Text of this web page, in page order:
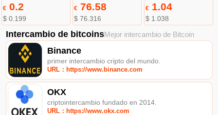
€0.2
$ 0.199
€ 76.58
$ 76.316
€1.04
$ 1.038
Intercambio de bitcoinsMejor intercambio de Bitcoin
Binance
primer intercambio cripto del mundo.
URL：https://www.binance.com
OKX
criptointercambio fundado en 2014.
URL：https://www.okx.com